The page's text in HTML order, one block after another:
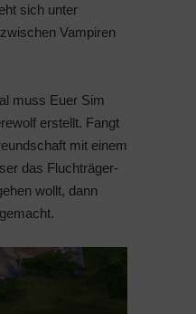
sich unter
Vampiren
muss Euer Sim
erstellt. Fangt
mit einem
das Fluchträger-
wollt, dann